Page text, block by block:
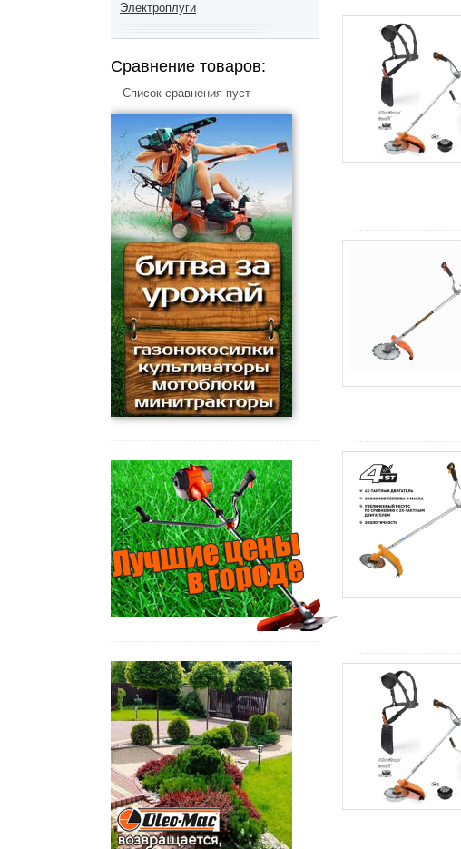
Электроплуги
Сравнение товаров:
Список сравнения пуст